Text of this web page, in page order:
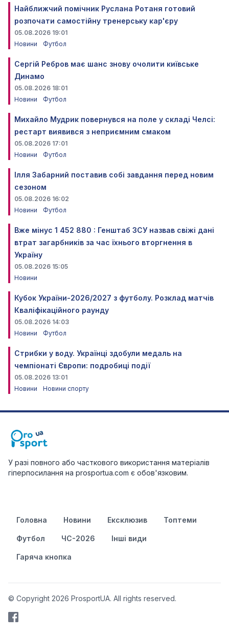
Найближчий помічник Руслана Ротаня готовий
розпочати самостійну тренерську кар'єру
05.08.2026 19:01
Новини
Футбол
Сергій Ребров має шанс знову очолити київське
Динамо
05.08.2026 18:01
Новини
Футбол
Михайло Мудрик повернувся на поле у складі Челсі:
рестарт виявився з неприємним смаком
05.08.2026 17:01
Новини
Футбол
Ілля Забарний поставив собі завдання перед новим
сезоном
05.08.2026 16:02
Новини
Футбол
Вже мінус 1 452 880 : Генштаб ЗСУ назвав свіжі дані
втрат загарбників за час їхнього вторгнення в
Україну
05.08.2026 15:05
Новини
Кубок України-2026/2027 з футболу. Розклад матчів
Кваліфікаційного раунду
05.08.2026 14:03
Новини
Футбол
Стрибки у воду. Українці здобули медаль на
чемпіонаті Європи: подробиці події
05.08.2026 13:01
Новини
Новини спорту
У разі повного або часткового використання матеріалів
гіперпосилання на prosportua.com є обов'язковим.
Головна Новини Ексклюзив Топтеми
Футбол ЧС-2026 Інші види
Гаряча кнопка
© Copyright 2026 ProsportUA. All rights reserved.